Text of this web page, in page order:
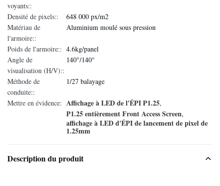
voyants::
Densité de pixels::
648 000 px/m2
Matériau de
l'armoire::
Aluminium moulé sous pression
Poids de l'armoire:: 4.6kg/panel
Angle de
visualisation (H/V)::
140°/140°
Méthode de
conduite::
1/27 balayage
Mettre en évidence: Affichage à LED de l'ÉPI P1.25,
P1.25 entièrement Front Access Screen,
affichage à LED d'ÉPI de lancement de pixel de
1.25mm
Description du produit